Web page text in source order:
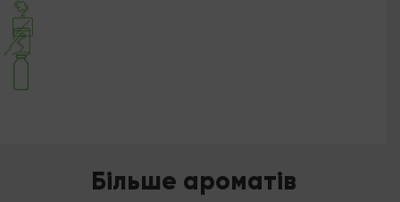
Більше ароматів